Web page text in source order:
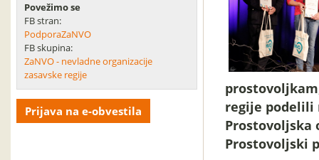
Povežimo se
FB stran:
PodporaZaNVO
FB skupina:
ZaNVO - nevladne organizacije
zasavske regije
Prijava na e-obvestila
regije podelili
Prostovoljska
Prostovoljski